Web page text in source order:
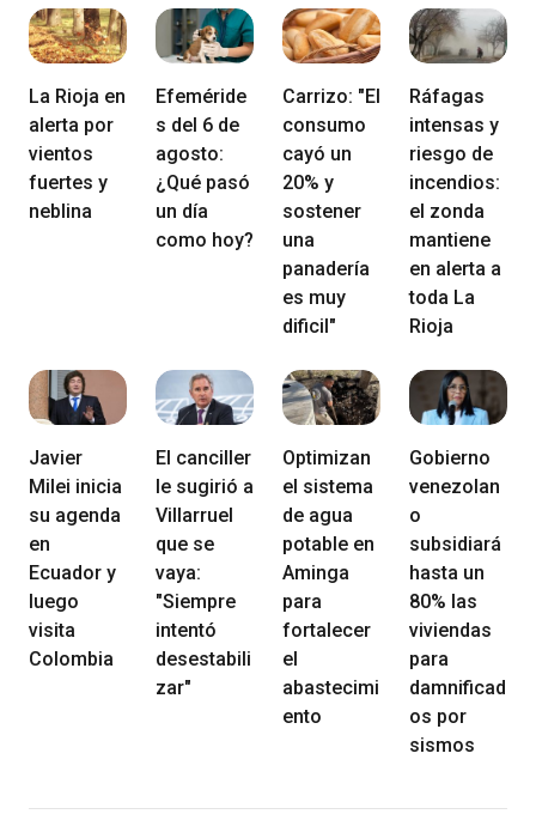
La Rioja en
alerta por
vientos
fuertes y
neblina
Efeméride
s del 6 de
agosto:
¿Qué pasó
un día
como hoy?
Carrizo: "El
consumo
cayó un
20% y
sostener
una
panadería
es muy
dificil"
Ráfagas
intensas y
riesgo de
incendios:
el zonda
mantiene
en alerta a
toda La
Rioja
Javier
Milei inicia
su agenda
en
Ecuador y
luego
visita
Colombia
El canciller
le sugirió a
Villarruel
que se
vaya:
"Siempre
intentó
desestabili
zar"
Optimizan
el sistema
de agua
potable en
Aminga
para
fortalecer
el
abastecimi
ento
Gobierno
venezolan
o
subsidiará
hasta un
80% las
viviendas
para
damnificad
os por
sismos